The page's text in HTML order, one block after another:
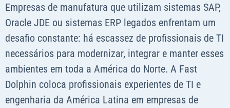
Empresas de manufatura que utilizam sistemas SAP,
Oracle JDE ou sistemas ERP legados enfrentam um
desafio constante: há escassez de profissionais de TI
necessários para modernizar, integrar e manter esses
ambientes em toda a América do Norte. A Fast
Dolphin coloca profissionais experientes de TI e
engenharia da América Latina em empresas de